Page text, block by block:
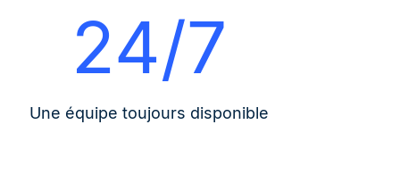
24/7
Une équipe toujours disponible